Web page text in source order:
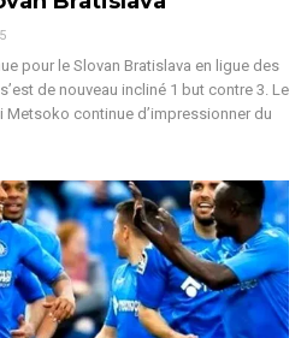
pour le Slovan Bratislava en ligue des
de nouveau incliné 1 but contre 3. Le
continue d’impressionner du